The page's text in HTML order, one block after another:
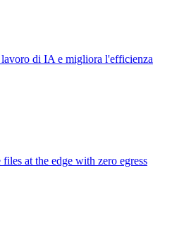
di IA e migliora l'efficienza
at the edge with zero egress